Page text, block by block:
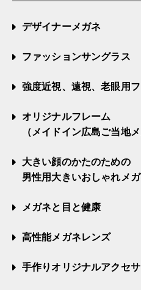
デザイナーメガネ
ファッションサングラス
強度近視、遠視、老眼用
オリジナルフレーム
（メイドイン広島ご当地メ
大きい顔のかたのための
男性用大きいおしゃれメ
メガネと目と健康
高性能メガネレンズ
手作りオリジナルアクセ